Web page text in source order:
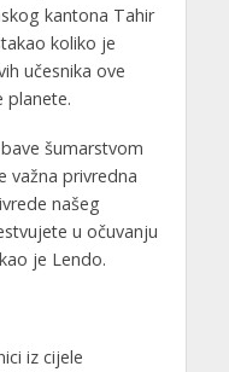
kantona Tahir
koliko je
učesnika ove
planete.
šumarstvom
važna privredna
našeg
u očuvanju
je Lendo.
iz cijele